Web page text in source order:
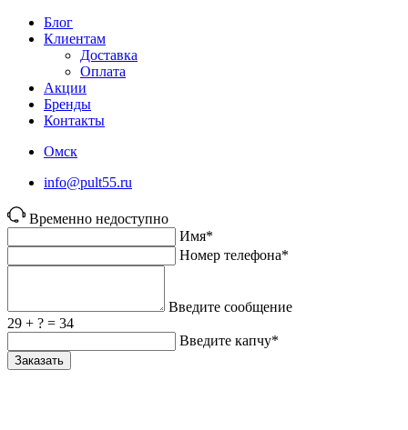
Блог
Клиентам
Доставка
Оплата
Акции
Бренды
Контакты
Омск
info@pult55.ru
Временно недоступно
Имя*
Номер телефона*
Введите сообщение
29 + ? = 34
Введите капчу*
Заказать